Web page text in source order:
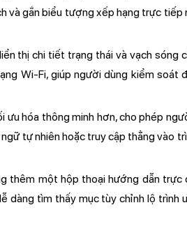
và gắn biểu tượng xếp hạng trực tiếp
thị chi tiết trạng thái và vạch sóng
Wi-Fi, giúp người dùng kiểm soát
hóa thông minh hơn, cho phép
tự nhiên hoặc truy cập thẳng vào
thêm một hộp thoại hướng dẫn trực
dàng tìm thấy mục tùy chỉnh lộ trình